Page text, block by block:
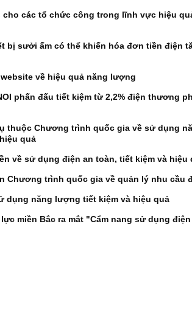
cho các tổ chức công trong lĩnh vực hiệu
bị sưởi ấm có thể khiến hóa đơn tiền điện
về hiệu quả năng lượng
phấn đấu tiết kiệm từ 2,2% điện thương
thuộc Chương trình quốc gia về sử dụng
quả
về sử dụng điện an toàn, tiết kiệm và hiệu
Chương trình quốc gia về quản lý nhu cầu
dụng năng lượng tiết kiệm và hiệu quả
miền Bắc ra mắt "Cẩm nang sử dụng điện